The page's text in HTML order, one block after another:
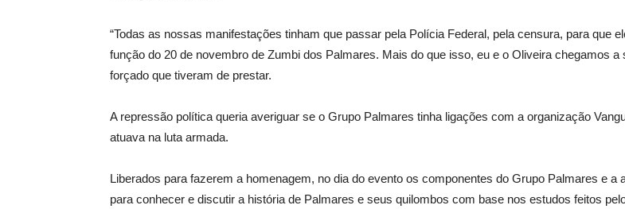
“Todas as nossas manifestações tinham que passar pela Polícia Federal, pela censura, para que
função do 20 de novembro de Zumbi dos Palmares. Mais do que isso, eu e o Oliveira chegamos
forçado que tiveram de prestar.
A repressão política queria averiguar se o Grupo Palmares tinha ligações com a organização
atuava na luta armada.
Liberados para fazerem a homenagem, no dia do evento os componentes do Grupo Palmares e
para conhecer e discutir a história de Palmares e seus quilombos com base nos estudos feitos